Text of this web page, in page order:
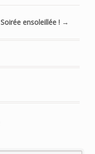
Soirée ensoleillée ! →